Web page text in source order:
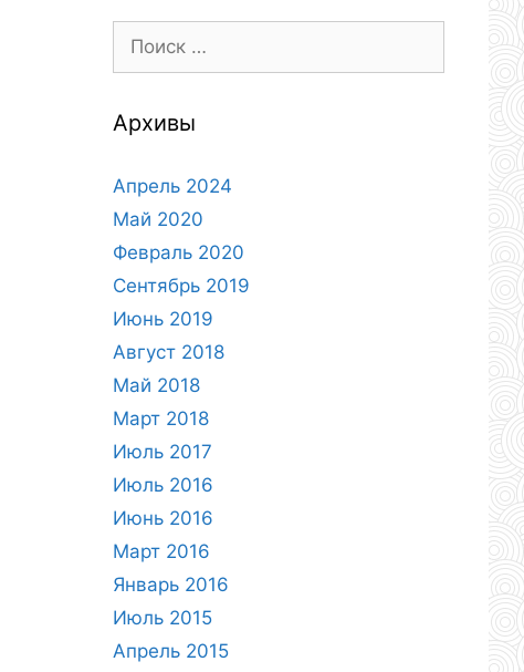
Поиск:
Архивы
Апрель 2024
Май 2020
Февраль 2020
Сентябрь 2019
Июнь 2019
Август 2018
Май 2018
Март 2018
Июль 2017
Июль 2016
Июнь 2016
Март 2016
Январь 2016
Июль 2015
Апрель 2015